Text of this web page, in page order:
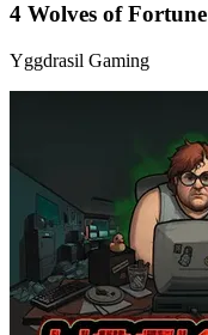
4 Wolves of Fortune
Yggdrasil Gaming